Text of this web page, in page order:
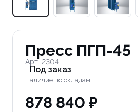
Пресс ПГП-45
Арт. 2304
Под заказ
Наличие по складам
878 840 ₽